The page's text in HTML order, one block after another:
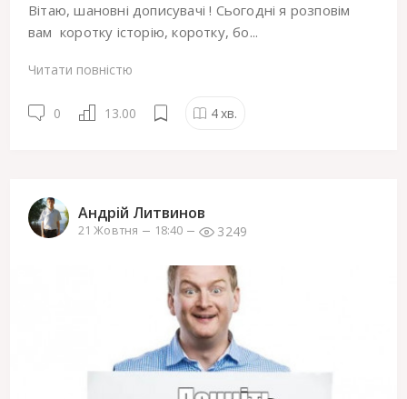
Вітаю, шановні дописувачі ! Сьогодні я розповім
вам коротку історію, коротку, бо...
Читати повністю
0 13.00 4хв.
Андрій Литвинов
21 Жовтня 18:40 3249